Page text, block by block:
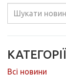
КАТЕГОРІЇ
Всі новини